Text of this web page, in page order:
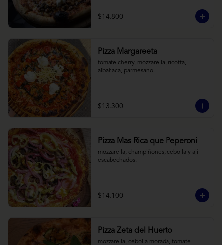
$14.800
Pizza Margareeta
tomate cherry, mozzarella, ricotta,
albahaca, parmesano.
$13.300
Pizza Mas Rica que Peperoni
mozzarella, champiñones, cebolla y ají
escabechados.
$14.100
Pizza Zeta del Huerto
mozzarella, cebolla morada, tomate